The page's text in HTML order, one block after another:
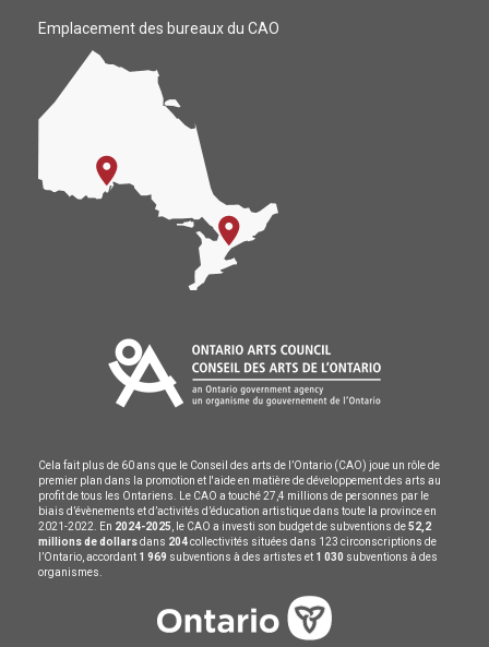
Emplacement des bureaux du CAO
Cela fait plus de 60 ans que le Conseil des arts de l’Ontario (CAO) joue un rôle de
premier plan dans la promotion et l'aide en matière de développement des arts au
profit de tous les Ontariens. Le CAO a touché 27,4 millions de personnes par le
biais d’évènements et d’activités d’éducation artistique dans toute la province en
2021-2022. En 2024-2025 , le CAO a investi son budget de subventions de52,2
millions de dollarsdans 204collectivités situées dans 123 circonscriptions de
l’Ontario, accordant 1 969 subventions à des artistes et 1 030 subventions à des
organismes.